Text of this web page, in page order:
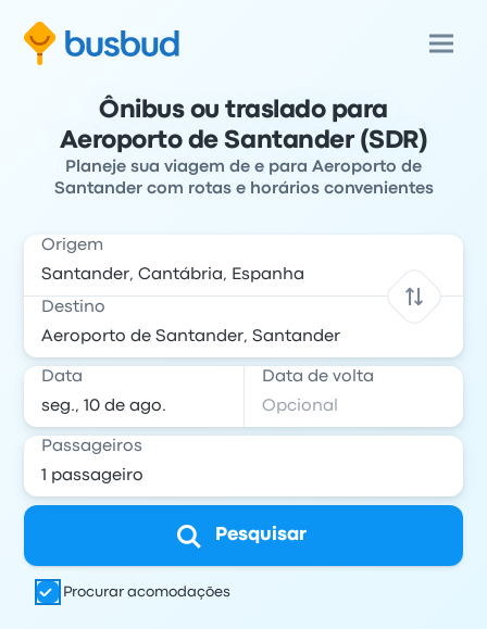
Ônibus ou traslado para
Aeroporto de Santander (SDR)
Planeje sua viagem de e para Aeroporto de
Santander com rotas e horários convenientes
Origem
Destino
Data Data de volta
Passageiros
Pesquisar
Procurar acomodações